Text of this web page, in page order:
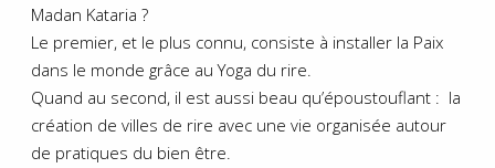
Madan Kataria ?
Le premier, et le plus connu, consiste à installer la Paix
dans le monde grâce au Yoga du rire.
Quand au second, il est aussi beau qu’époustouflant : la
création de villes de rire avec une vie organisée autour
de pratiques du bien être.